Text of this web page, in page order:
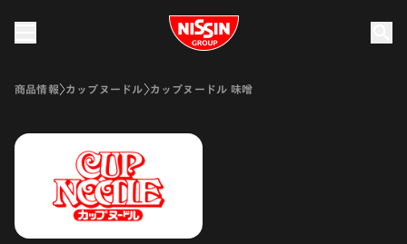
Nissin Group
商品情報 カップヌードル カップヌードル 味噌